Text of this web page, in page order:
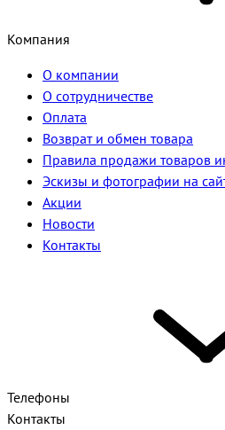
Компания
О компании
О сотрудничестве
Оплата
Возврат и обмен товара
Правила продажи товаров
Эскизы и фотографии на
Акции
Новости
Контакты
Телефоны
Контакты